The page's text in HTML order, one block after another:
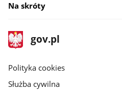
Na skróty
stopka
gov.pl
Strona
gov.pl
gov.pl
Polityka cookies
Służba cywilna